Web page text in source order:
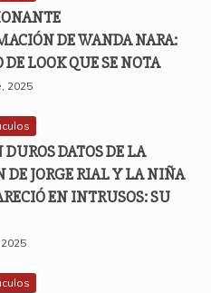
DE WANDA NARA:
LOOK QUE SE NOTA
2025
DATOS DE LA
DE JORGE RIAL Y LA NIÑA
EN INTRUSOS: SU